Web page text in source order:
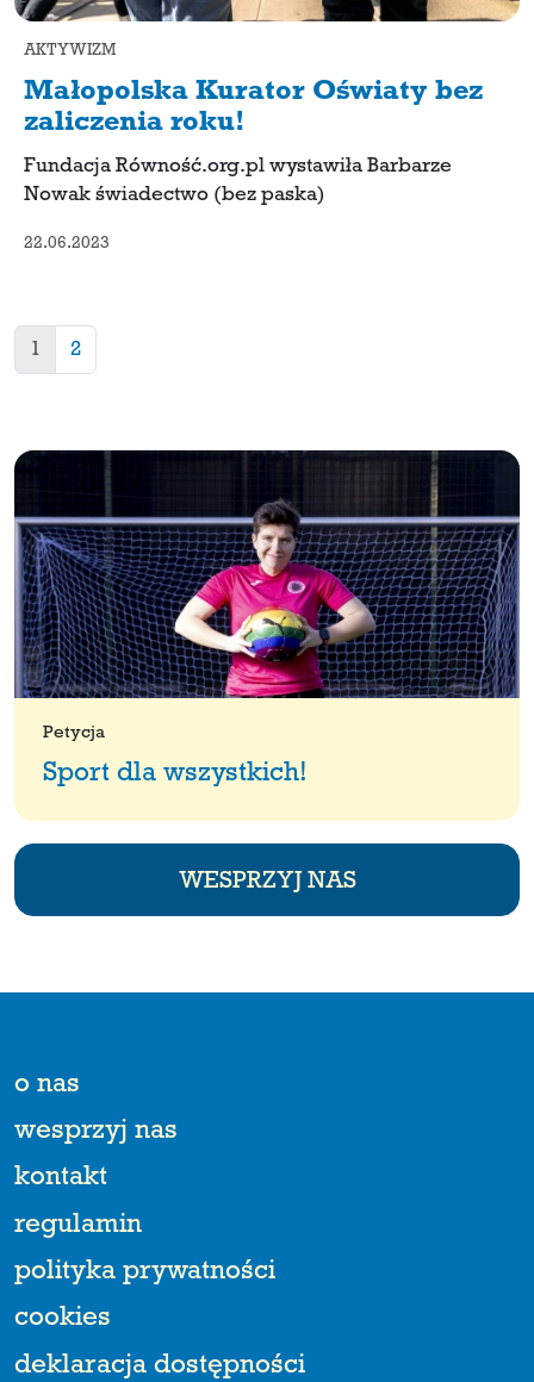
AKTYWIZM
Małopolska Kurator Oświaty bez
zaliczenia roku!
Fundacja Równość.org.pl wystawiła Barbarze
Nowak świadectwo (bez paska)
22.06.2023
1 2
Petycja
Sport dla wszystkich!
WESPRZYJ NAS
o nas
wesprzyj nas
kontakt
regulamin
polityka prywatności
cookies
deklaracja dostępności